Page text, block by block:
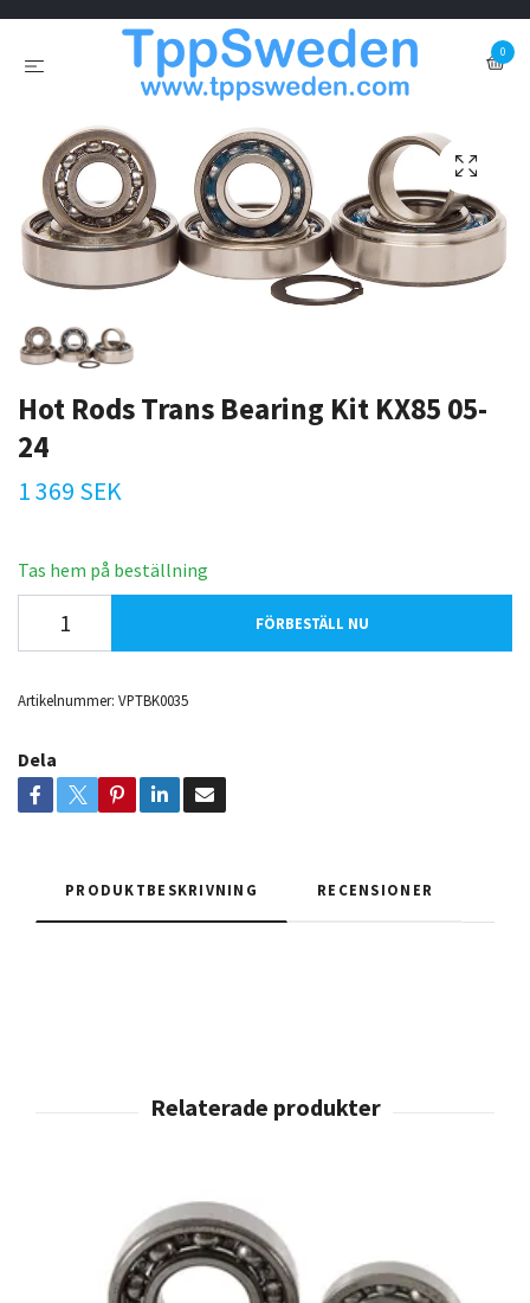
0
Hot Rods Trans Bearing Kit KX85 05-
24
1 369 SEK
Tas hem på beställning
FÖRBESTÄLL NU
Artikelnummer: VPTBK0035
Dela
PRODUKTBESKRIVNING RECENSIONER